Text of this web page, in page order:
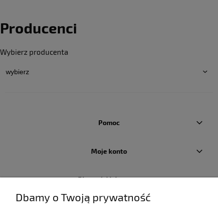
Producenci
Wybierz producenta
Pomoc
Moje konto
Płatności i dostawa
Dbamy o Twoją prywatność